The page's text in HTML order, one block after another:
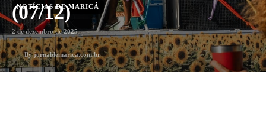
(07/12)
NOTÍCIAS DE MARICÁ
2 de dezembro de 2025
By jornaldemarica.com.br